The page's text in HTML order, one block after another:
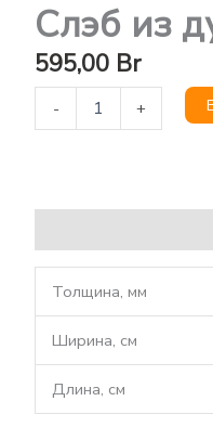
Слэб из
595,00 Br
- +
Толщина, мм
Ширина, см
Длина, см